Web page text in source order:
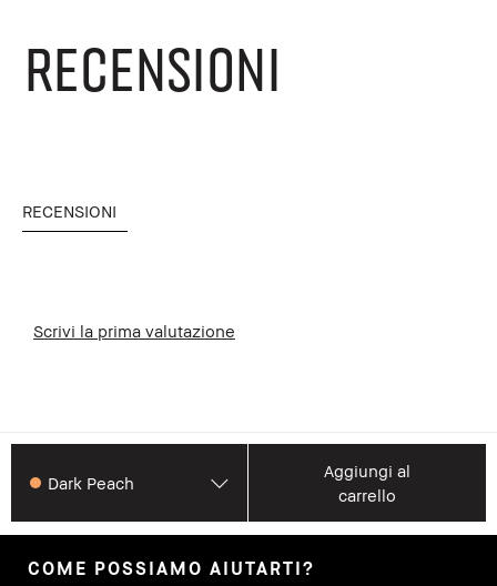
RECENSIONI
RECENSIONI
Scrivi la prima valutazione
Dark Peach
Aggiungi al
carrello
COME POSSIAMO AIUTARTI?